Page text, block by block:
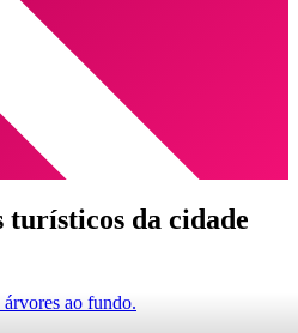
da cidade